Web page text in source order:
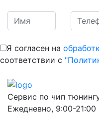
Я согласен на
соответствии с
Сервис по чип
Ежедневно, 9:00-21:00